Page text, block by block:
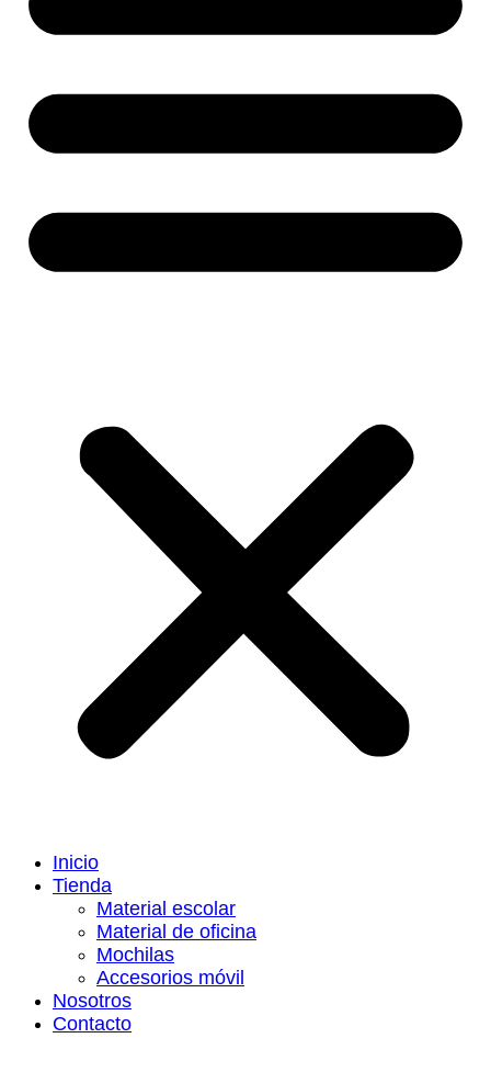
Inicio
Tienda
Material escolar
Material de oficina
Mochilas
Accesorios móvil
Nosotros
Contacto